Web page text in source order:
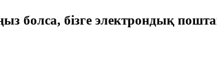
болса, бізге электрондық